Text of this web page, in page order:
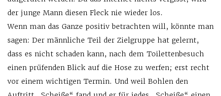
der junge Mann diesen Fleck nie wieder los.
Wenn man das Ganze positiv betrachten will, könnte man
sagen: Der männliche Teil der Zielgruppe hat gelernt,
dass es nicht schaden kann, nach dem Toilettenbesuch
einen prüfenden Blick auf die Hose zu werfen; erst recht
vor einem wichtigen Termin. Und weil Bohlen den